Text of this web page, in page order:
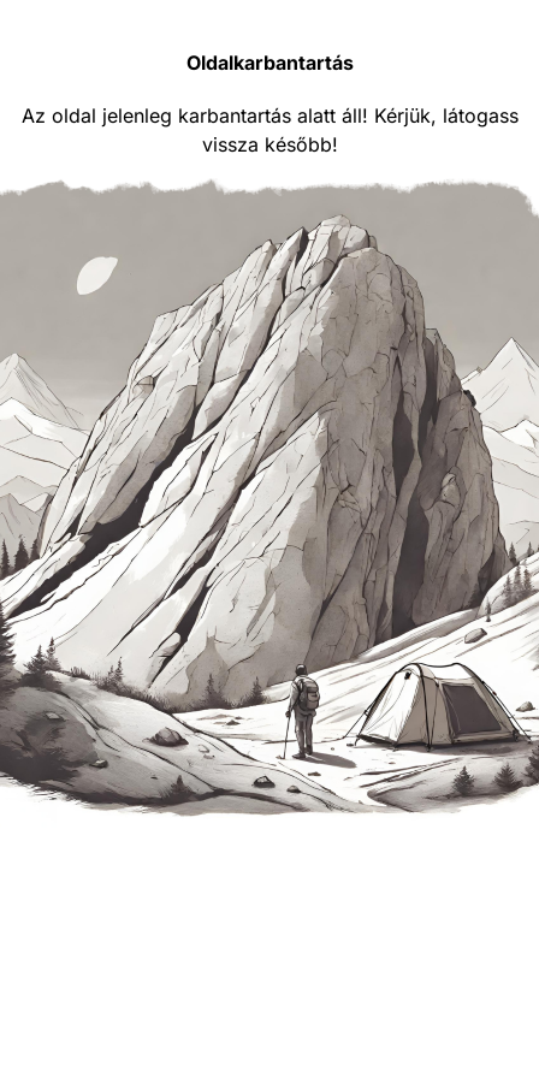
Oldalkarbantartás
Az oldal jelenleg karbantartás alatt áll! Kérjük, látogass
vissza később!